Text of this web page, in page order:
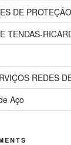
DE PROTEÇÃO
TENDAS-
REDES
Aço